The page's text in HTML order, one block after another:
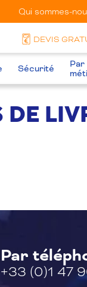
Qui sommes-
DEVIS
Sécurité
Par
DE
Par
+33 (0)1 47